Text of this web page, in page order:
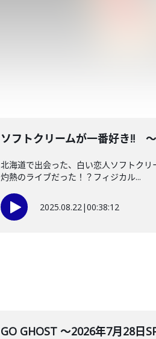
ソフトクリームが一番好き‼
北海道で出会った、白い恋人ソフトク
灼熱のライブだった！？フィジカル...
2025.08.22|00:38:12
GO GHOST ～2026年7月28日